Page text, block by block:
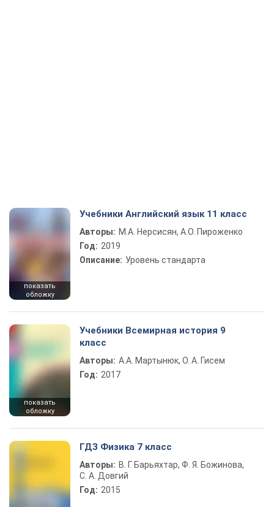
показать
обложку
Учебники Английский язык 11 класс
Авторы: М.А. Нерсисян, А.О. Пироженко
Год: 2019
Описание: Уровень стандарта
показать
обложку
Учебники Всемирная история 9
класс
Авторы: А.А. Мартынюк, О. А. Гисем
Год: 2017
ГДЗ Физика 7 класс
Авторы: В. Г. Барьяхтар, Ф. Я. Божинова,
С. А. Довгий
Год: 2015